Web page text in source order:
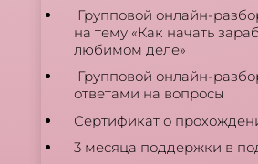
Групповой онлайн-
на тему «Как начать
любимом деле»
Групповой онлайн-
ответами на вопросы
Сертификат о
3 месяца поддержки в